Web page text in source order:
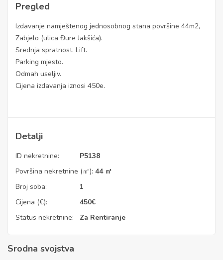
Pregled
Izdavanje namještenog jednosobnog stana površine 44m2,
Zabjelo (ulica Đure Jakšića).
Srednja spratnost. Lift.
Parking mjesto.
Odmah useljiv.
Cijena izdavanja iznosi 450e.
Detalji
ID nekretnine:
P5138
Površina nekretnine (㎡): 44 ㎡
Broj soba:
1
Cijena (€):
450€
Status nekretnine:
Za Rentiranje
Srodna svojstva